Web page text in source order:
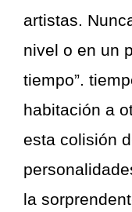
artistas.
nivel o en un
tiempo”.
habitación a
esta colisión
la